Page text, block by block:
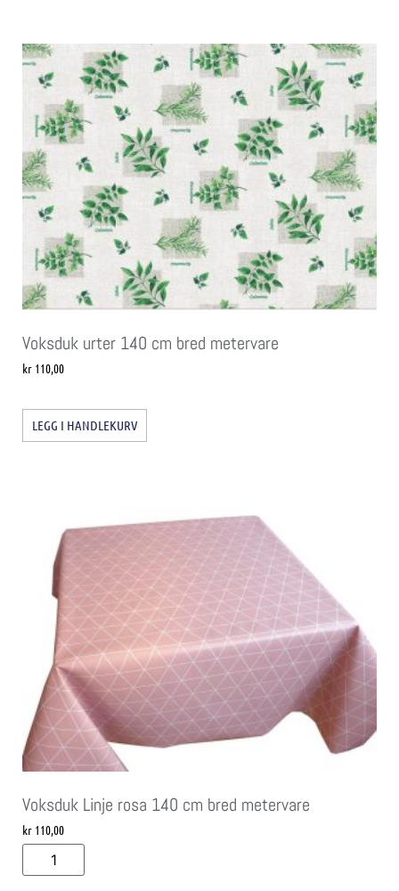
Voksduk urter 140 cm bred metervare
kr 110,00
LEGG I HANDLEKURV
Voksduk Linje rosa 140 cm bred metervare
kr 110,00